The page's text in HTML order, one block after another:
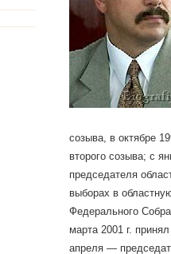
созыва, в октябре
второго созыва; с
председателя
выборах в
Федерального
марта 2001 г.
апреля —